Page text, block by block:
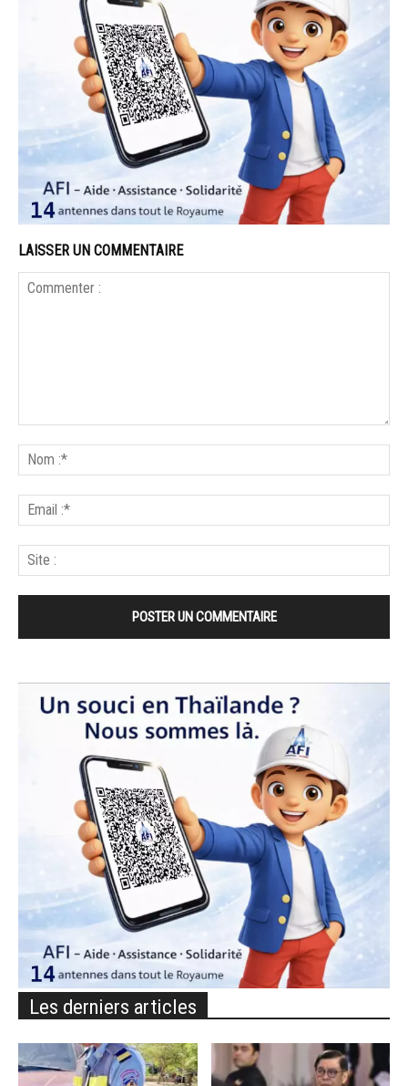
LAISSER UN COMMENTAIRE
Les derniers articles